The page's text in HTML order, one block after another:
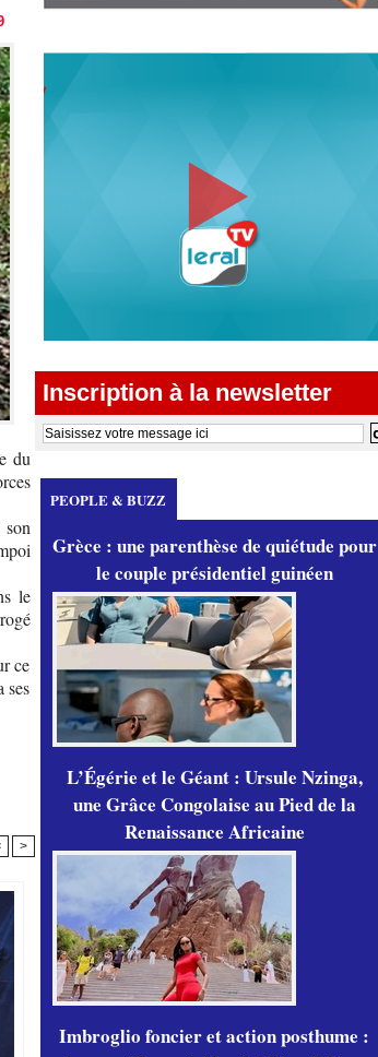
du
son
le
ce
ses
>
Inscription à la newsletter
PEOPLE & BUZZ
Grèce : une parenthèse de quiétude pour
le couple présidentiel guinéen
L’Égérie et le Géant : Ursule Nzinga,
une Grâce Congolaise au Pied de la
Renaissance Africaine
Imbroglio foncier et action posthume :